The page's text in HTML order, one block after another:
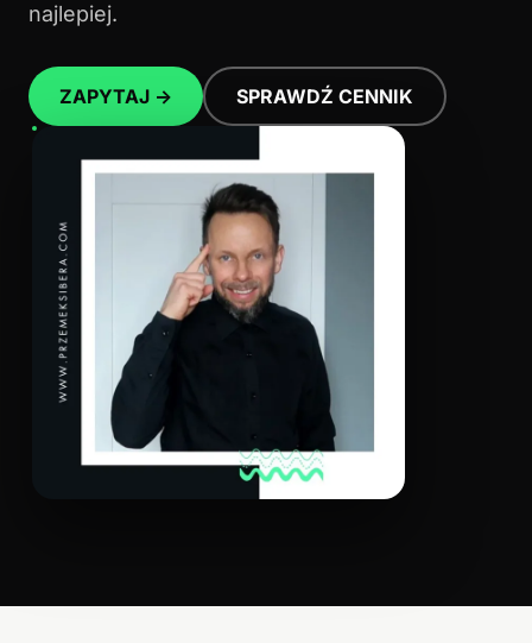
najlepiej.
ZAPYTAJ → SPRAWDŹ CENNIK